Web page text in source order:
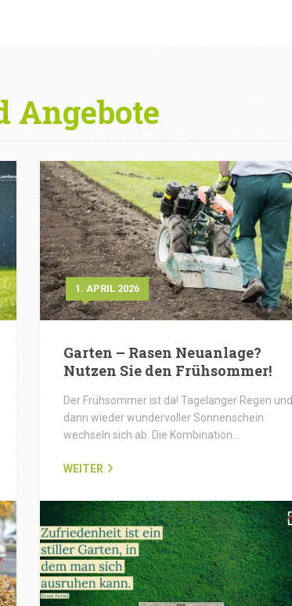
Angebote
1. APRIL 2026
Garten – Rasen Neuanlage?
Nutzen Sie den Frühsommer!
Der Frühsommer ist da! Tagelanger Regen und
dann wieder wundervoller Sonnenschein
wechseln sich ab. Die Kombination…
WEITER